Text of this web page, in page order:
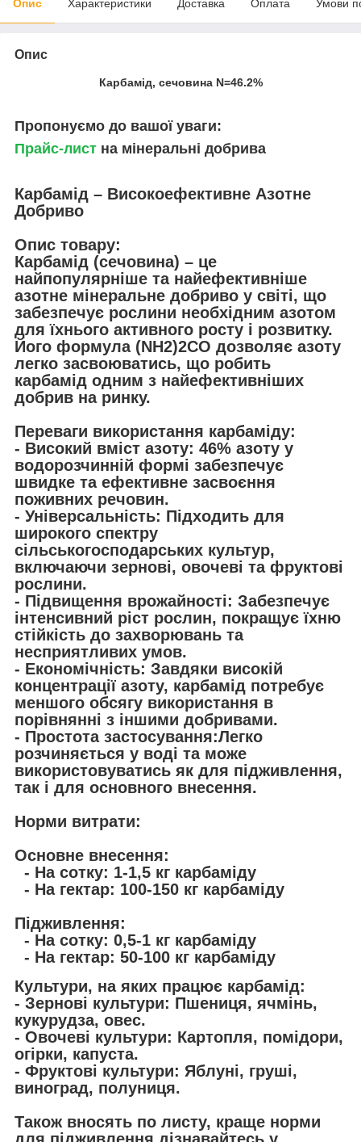
Опис Характеристики Доставка Оплата Умови
Опис
Карбамід, сечовина N=46.2%
Пропонуємо до вашої уваги:
Прайс-лист на мінеральні добрива
Карбамід – Високоефективне Азотне
Добриво
Опис товару:
Карбамід (сечовина) – це
найпопулярніше та найефективніше
азотне мінеральне добриво у світі, що
забезпечує рослини необхідним азотом
для їхнього активного росту і розвитку.
Його формула (NH2)2CO дозволяє азоту
легко засвоюватись, що робить
карбамід одним з найефективніших
добрив на ринку.
Переваги використання карбаміду:
- Високий вміст азоту: 46% азоту у
водорозчинній формі забезпечує
швидке та ефективне засвоєння
поживних речовин.
- Універсальність: Підходить для
широкого спектру
сільськогосподарських культур,
включаючи зернові, овочеві та фруктові
рослини.
- Підвищення врожайності: Забезпечує
інтенсивний ріст рослин, покращує їхню
стійкість до захворювань та
несприятливих умов.
- Економічність: Завдяки високій
концентрації азоту, карбамід потребує
меншого обсягу використання в
порівнянні з іншими добривами.
- Простота застосування:Легко
розчиняється у воді та може
використовуватись як для підживлення,
так і для основного внесення.
Норми витрати:
Основне внесення:
- На сотку: 1-1,5 кг карбаміду
- На гектар: 100-150 кг карбаміду
Підживлення:
- На сотку: 0,5-1 кг карбаміду
- На гектар: 50-100 кг карбаміду
Культури, на яких працює карбамід:
- Зернові культури: Пшениця, ячмінь,
кукурудза, овес.
- Овочеві культури: Картопля, помідори,
огірки, капуста.
- Фруктові культури: Яблуні, груші,
виноград, полуниця.
Також вносять по листу, краще норми